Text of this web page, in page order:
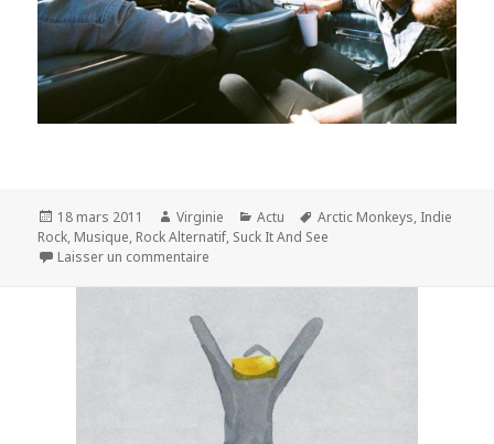
Publié
le
18 mars 2011 Auteur
Virginie Catégories
Actu
Mots-
clés
Arctic Monkeys, Indie
Rock, Musique, Rock Alternatif, Suck It And See
Laisser un commentaire